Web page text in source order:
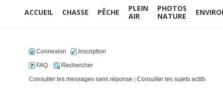
ACCUEIL CHASSE PÊCHE
PLEIN
AIR
PHOTOS
NATURE
Connexion
Inscription
FAQ
Rechercher
Consulter les messages sans réponse | Consulter les sujets actifs